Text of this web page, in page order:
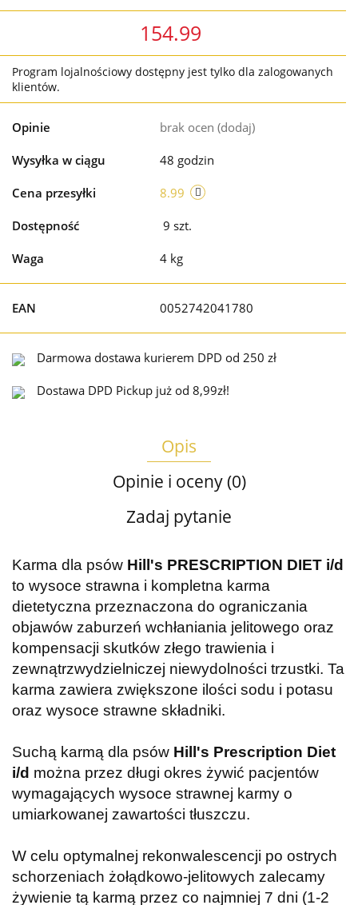
154.99
Program lojalnościowy dostępny jest tylko dla zalogowanych
klientów.
Opinie brak ocen (dodaj)
Wysyłka w ciągu 48 godzin
Cena przesyłki 8.99
Dostępność 9 szt.
Waga 4 kg
EAN 0052742041780
Darmowa dostawa kurierem DPD od 250 zł
Dostawa DPD Pickup już od 8,99zł!
Opis
Opinie i oceny (0)
Zadaj pytanie
Karma dla psów Hill's PRESCRIPTION DIET i/d
to wysoce strawna i kompletna karma
dietetyczna przeznaczona do ograniczania
objawów zaburzeń wchłaniania jelitowego oraz
kompensacji skutków złego trawienia i
zewnątrzwydzielniczej niewydolności trzustki. Ta
karma zawiera zwiększone ilości sodu i potasu
oraz wysoce strawne składniki.
Suchą karmą dla psów Hill's Prescription Diet
i/d można przez długi okres żywić pacjentów
wymagających wysoce strawnej karmy o
umiarkowanej zawartości tłuszczu.
W celu optymalnej rekonwalescencji po ostrych
schorzeniach żołądkowo-jelitowych zalecamy
żywienie tą karmą przez co najmniej 7 dni (1-2